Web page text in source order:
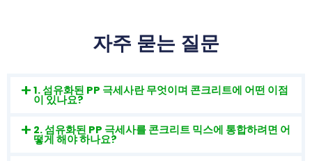
자주 묻는 질문
1. 섬유화된 PP 극세사란 무엇이며 콘크리트에 어떤 이점
이 있나요?
2. 섬유화된 PP 극세사를 콘크리트 믹스에 통합하려면 어
떻게 해야 하나요?